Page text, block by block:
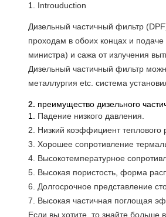
1. Introuduction
Дизельный частичный фильтр
проходам в обоих концах и
министра) и сажа от излучения
Дизельный частичный фильтр
металлургия etc. система
2. преимущество дизельного
1. Падение низкого давления.
2. Низкий коэффициент теплового
3. Хорошее сопротивление
4. Высокотемпературное
5. Высокая пористость, форма
6. Долгосрочное представление
7. Высокая частичная поглощая
Если вы хотите, то знайте больше